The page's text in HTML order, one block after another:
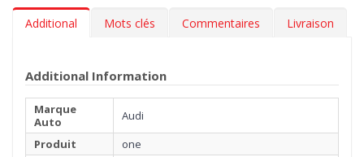
Additional Mots clés Commentaires Livraison
Additional Information
Marque
Auto
Audi
Produit
one